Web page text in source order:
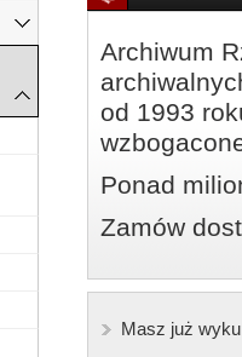
Archiwum
od 1993
Ponad
Zamów
Masz już